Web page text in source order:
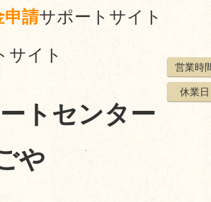
申請サポートサイト
サイト
トセンター
や
営業時
休業日